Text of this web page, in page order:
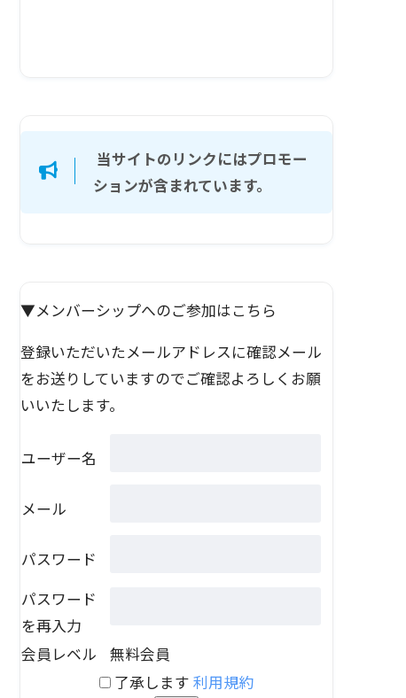
当サイトのリンクにはプロモー
ションが含まれています。
▼メンバーシップへのご参加はこちら
登録いただいたメールアドレスに確認メール
をお送りしていますのでご確認よろしくお願
いいたします。
ユーザー名
メール
パスワード
パスワード
を再入力
会員レベル
無料会員
了承します 利用規約